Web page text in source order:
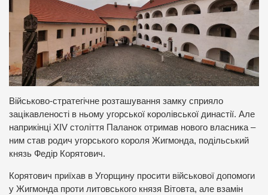
Військово-стратегічне розташування замку сприяло
зацікавленості в ньому угорської королівської династії. Але
наприкінці ХIV століття Паланок отримав нового власника –
ним став родич угорського короля Жигмонда, подільський
князь Федір Корятович.
Корятович приїхав в Угорщину просити військової допомоги
у Жигмонда проти литовського князя Вітовта, але взамін